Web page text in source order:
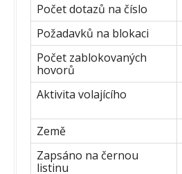
Počet dotazů na číslo
Požadavků na blokaci
Počet zablokovaných
hovorů
Aktivita volajícího
Země
Zapsáno na černou
listinu